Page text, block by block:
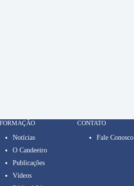
Notícias
O Candeeiro
Publicações
Vídeos
CONTATO
Fale Conosco